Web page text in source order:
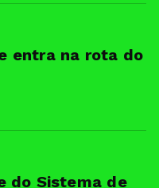
entra na rota do
do Sistema de